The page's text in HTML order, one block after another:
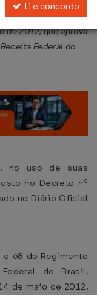
de 2012, que aprova
Federal do
no uso de suas
no Decreto nº
no Diário Oficial
68 do Regimento
do Brasil,
de maio de 2012,
Li e concordo